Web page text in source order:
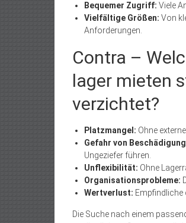
Bequemer Zugriff: Viele
Vielfältige Größen: Von
Anforderungen.
Contra –
lager mieten
verzichtet?
Platzmangel: Ohne
Gefahr von
Ungeziefer führen.
Unflexibilität: Ohne
Organisationsprobleme:
Wertverlust: Empfindliche
Die Suche nach einem